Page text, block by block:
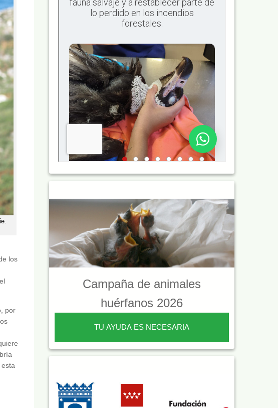
los
por
Campaña de animales
huérfanos 2026
TU AYUDA ES NECESARIA